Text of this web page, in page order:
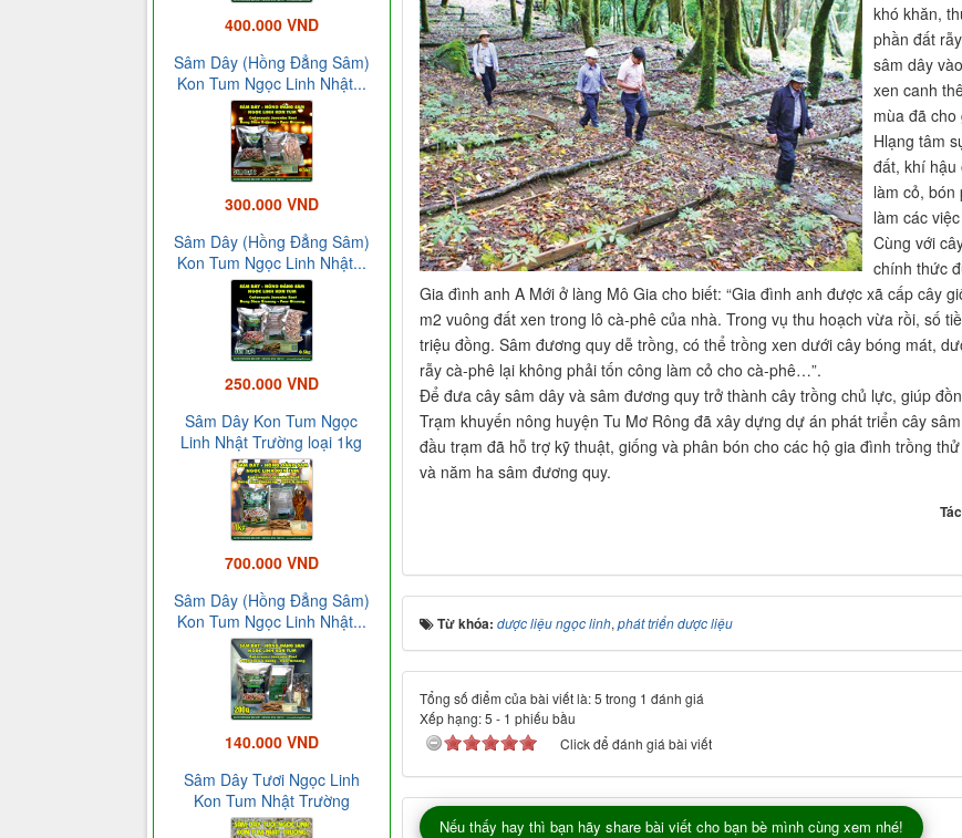
khó khăn,
phần đất
sâm dây
xen canh
mùa đã
Hlạng tâm
đất, khí hậu
làm cỏ, bón
làm các
Cùng với
chính thức
Gia đình anh A Mới ở làng Mô Gia cho biết: “Gia đình anh được xã cấp cây
m2 vuông đất xen trong lô cà-phê của nhà. Trong vụ thu hoạch vừa rồi, số
triệu đồng. Sâm đương quy dễ trồng, có thể trồng xen dưới cây bóng mát,
rẫy cà-phê lại không phải tốn công làm cỏ cho cà-phê…”.
Để đưa cây sâm dây và sâm đương quy trở thành cây trồng chủ lực, giúp
Trạm khuyến nông huyện Tu Mơ Rông đã xây dựng dự án phát triển cây
đầu trạm đã hỗ trợ kỹ thuật, giống và phân bón cho các hộ gia đình trồng
và năm ha sâm đương quy.
Từ khóa: dược liệu ngọc linh, phát triển dược liệu
Tổng số điểm của bài viết là: 5 trong 1 đánh giá
Xếp hạng:5 - 1 phiếu bầu
Click để đánh giá bài viết
Nếu thấy hay thì bạn hãy share bài viết cho bạn bè mình cùng xem nhé!
400.000 VND
Sâm Dây (Hồng Đẳng Sâm)
Kon Tum Ngọc Linh Nhật...
300.000 VND
Sâm Dây (Hồng Đẳng Sâm)
Kon Tum Ngọc Linh Nhật...
250.000 VND
Sâm Dây Kon Tum Ngọc
Linh Nhật Trường loại 1kg
700.000 VND
Sâm Dây (Hồng Đẳng Sâm)
Kon Tum Ngọc Linh Nhật...
140.000 VND
Sâm Dây Tươi Ngọc Linh
Kon Tum Nhật Trường